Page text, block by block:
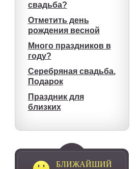
свадьба?
Отметить день
рождения весной
Много праздников в
году?
Серебряная свадьба.
Подарок
Праздник для
близких
БЛИЖАЙШИЙ